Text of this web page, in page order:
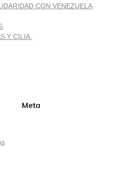
CON VENEZUELA
Y CILIA.
Meta